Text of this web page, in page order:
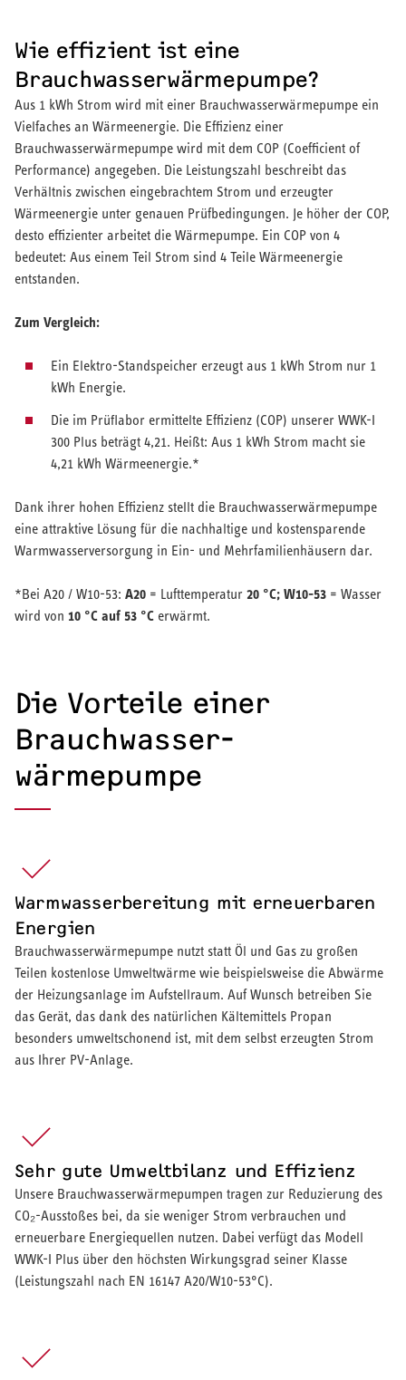
Wie effizient ist eine
Brauchwasserwärmepumpe?
Aus 1 kWh Strom wird mit einer Brauchwasserwärmepumpe ein
Vielfaches an Wärmeenergie. Die Effizienz einer
Brauchwasserwärmepumpe wird mit dem COP (Coefficient of
Performance) angegeben. Die Leistungszahl beschreibt das
Verhältnis zwischen eingebrachtem Strom und erzeugter
Wärmeenergie unter genauen Prüfbedingungen. Je höher der COP,
desto effizienter arbeitet die Wärmepumpe. Ein COP von 4
bedeutet: Aus einem Teil Strom sind 4 Teile Wärmeenergie
entstanden.
Zum Vergleich:
Ein Elektro-Standspeicher erzeugt aus 1 kWh Strom nur 1
kWh Energie.
Die im Prüflabor ermittelte Effizienz (COP) unserer WWK-I
300 Plus beträgt 4,21. Heißt: Aus 1 kWh Strom macht sie
4,21 kWh Wärmeenergie.*
Dank ihrer hohen Effizienz stellt die Brauchwasserwärmepumpe
eine attraktive Lösung für die nachhaltige und kostensparende
Warmwasserversorgung in Ein- und Mehrfamilienhäusern dar.
*Bei A20 / W10-53: A20 = Lufttemperatur 20 °C; W10-53 = Wasser
wird von 10 °C auf 53 °C erwärmt.
Die Vorteile einer
Brauchwasser­
wärmepumpe
Warmwasserbereitung mit erneuerbaren
Energien
Brauchwasserwärmepumpe nutzt statt Öl und Gas zu großen
Teilen kostenlose Umweltwärme wie beispielsweise die Abwärme
der Heizungsanlage im Aufstellraum. Auf Wunsch betreiben Sie
das Gerät, das dank des natürlichen Kältemittels Propan
besonders umweltschonend ist, mit dem selbst erzeugten Strom
aus Ihrer PV-Anlage.
Sehr gute Umweltbilanz und Effizienz
Unsere Brauchwasserwärmepumpen tragen zur Reduzierung des
CO₂-Ausstoßes bei, da sie weniger Strom verbrauchen und
erneuerbare Energiequellen nutzen. Dabei verfügt das Modell
WWK-I Plus über den höchsten Wirkungsgrad seiner Klasse
(Leistungszahl nach EN 16147 A20/W10-53°C).